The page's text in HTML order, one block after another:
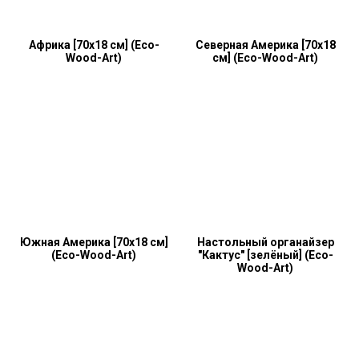
Африка [70х18 см] (Eco-
Wood-Art)
Северная Америка [70х18
см] (Eco-Wood-Art)
Южная Америка [70х18 см]
(Eco-Wood-Art)
Настольный органайзер
"Кактус" [зелёный] (Eco-
Wood-Art)